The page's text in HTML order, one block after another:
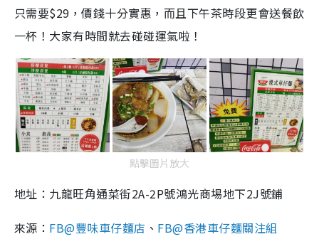
只需要$29，價錢十分實惠，而且下午茶時段更會送餐飲
一杯！大家有時間就去碰碰運氣啦！
點擊圖片放大
地址：九龍旺角通菜街2A-2P號鴻光商埸地下2J號鋪
來源： FB@豐味車仔麵店 、 FB@香港車仔麵關注組